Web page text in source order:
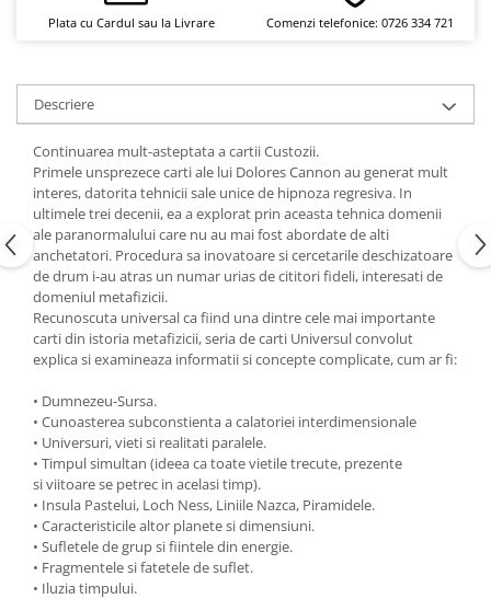
Cunoaștere
Plata cu Cardul sau la Livrare Comenzi telefonice: 0726 334 721
Descriere
Continuarea mult-asteptata a cartii Custozii.
Primele unsprezece carti ale lui Dolores Cannon au generat mult
interes, datorita tehnicii sale unice de hipnoza regresiva. In
ultimele trei decenii, ea a explorat prin aceasta tehnica domenii
ale paranormalului care nu au mai fost abordate de alti
anchetatori. Procedura sa inovatoare si cercetarile deschizatoare
de drum i-au atras un numar urias de cititori fideli, interesati de
domeniul metafizicii.
Recunoscuta universal ca fiind una dintre cele mai importante
carti din istoria metafizicii, seria de carti Universul convolut
explica si examineaza informatii si concepte complicate, cum ar fi:
• Dumnezeu-Sursa.
• Cunoasterea subconstienta a calatoriei interdimensionale
• Universuri, vieti si realitati paralele.
• Timpul simultan (ideea ca toate vietile trecute, prezente
si viitoare se petrec in acelasi timp).
• Insula Pastelui, Loch Ness, Liniile Nazca, Piramidele.
• Caracteristicile altor planete si dimensiuni.
• Sufletele de grup si fiintele din energie.
• Fragmentele si fatetele de suflet.
• Iluzia timpului.